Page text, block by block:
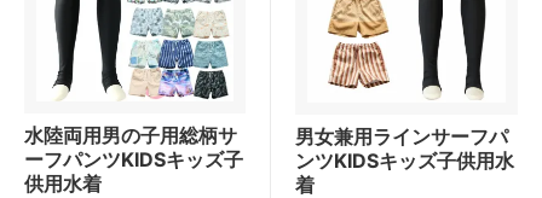
水陸両用男の子用総柄サ
ーフパンツKIDSキッズ子
供用水着
男女兼用ラインサーフパ
ンツKIDSキッズ子供用水
着